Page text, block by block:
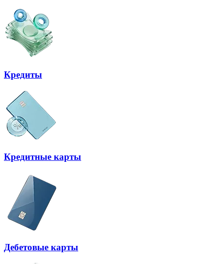
Кредиты
Кредитные карты
Дебетовые карты